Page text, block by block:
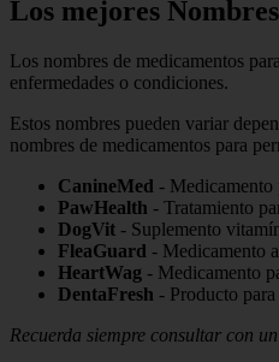
Los mejores
Los nombres de medicamentos
enfermedades o condiciones.
Estos nombres pueden variar
nombres de medicamentos para
CanineMed - Medicamento
PawHealth - Tratamiento
DogVit - Suplemento
FleaGuard - Medicamento
HeartWag - Medicamento
DentaFresh - Producto
Recuerda siempre consultar con